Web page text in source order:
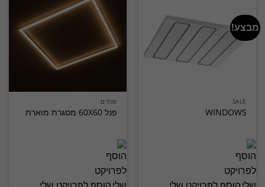
מבצע!
SALE
WINDOWS
פנלים
פנל 60X60 מסגרת מוארת